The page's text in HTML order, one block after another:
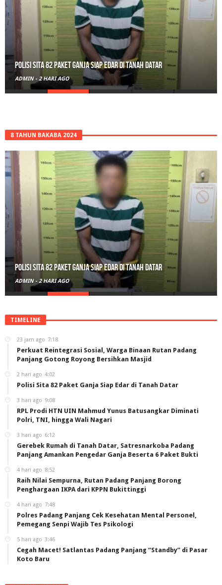
Polisi Sita 82 Paket Ganja Siap Edar di Tanah Datar
ADMIN - 2 HARI AGO
8 TAHUN BAKABA 2024
Polisi Sita 82 Paket Ganja Siap Edar di Tanah Datar
ADMIN - 2 HARI AGO
TIMELINE
23 jam ago 7:18
Perkuat Reintegrasi Sosial, Warga Binaan Rutan Padang
Panjang Gotong Royong Bersihkan Masjid
2 hari ago 4:02
Polisi Sita 82 Paket Ganja Siap Edar di Tanah Datar
3 hari ago 9:08
RPL Prodi HTN UIN Mahmud Yunus Batusangkar Diminati
Polri, TNI, hingga Wali Nagari
3 hari ago 6:12
Gerebek Rumah di Tanah Datar, Satresnarkoba Padang
Panjang Amankan Pengedar Ganja Beserta 6 Paket Bukti
4 hari ago 8:52
Raih Nilai Sempurna, Rutan Padang Panjang Borong
Penghargaan IKPA dari KPPN Bukittinggi
4 hari ago 7:48
Polres Padang Panjang Cek Kesehatan Mental Personel,
Pemegang Senpi Wajib Tes Psikologi
5 hari ago 3:46
Cegah Macet! Satlantas Padang Panjang “Standby” di Pasar
Koto Baru